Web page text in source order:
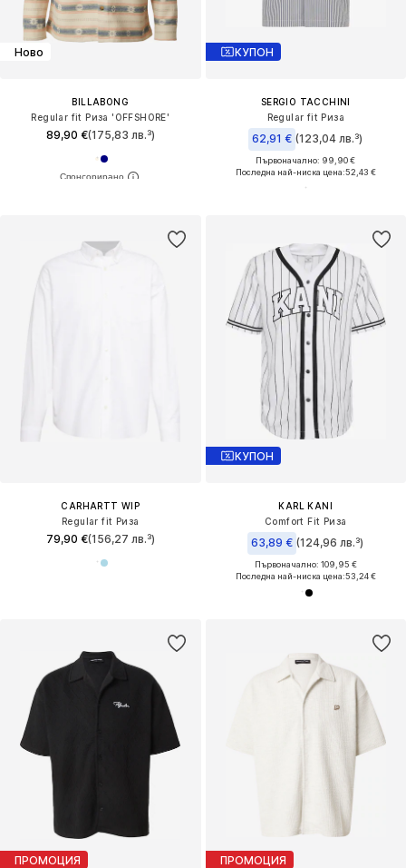
Ново
BILLABONG
Regular fit Риза 'OFFSHORE'
89,90 €(175,83 лв.³)
КУПОН
SERGIO TACCHINI
Regular fit Риза
62,91 € (123,04 лв.³)
Първоначално: 99,90 €
Последна най-ниска цена:52,43 €
CARHARTT WIP
Regular fit Риза
79,90 €(156,27 лв.³)
КУПОН
KARL KANI
Comfort Fit Риза
63,89 € (124,96 лв.³)
Първоначално: 109,95 €
Последна най-ниска цена:53,24 €
ПРОМОЦИЯ ПРОМОЦИЯ